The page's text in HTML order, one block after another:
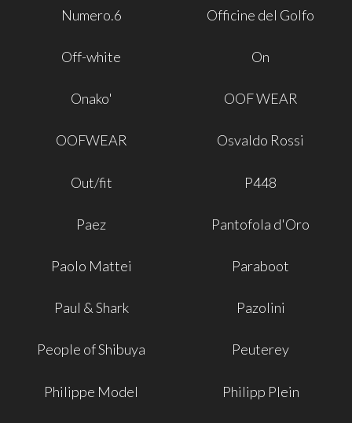
Numero.6 Officine del Golfo
Off-white On
Onako' OOF WEAR
OOFWEAR Osvaldo Rossi
Out/fit P448
Paez Pantofola d'Oro
Paolo Mattei Paraboot
Paul & Shark Pazolini
People of Shibuya Peuterey
Philippe Model Philipp Plein